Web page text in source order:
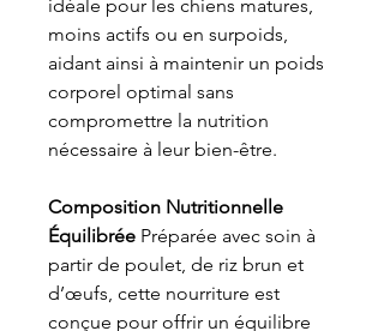
idéale pour les chiens matures,
moins actifs ou en surpoids,
aidant ainsi à maintenir un poids
corporel optimal sans
compromettre la nutrition
nécessaire à leur bien-être.
Composition Nutritionnelle
Équilibrée Préparée avec soin à
partir de poulet, de riz brun et
d’œufs, cette nourriture est
conçue pour offrir un équilibre